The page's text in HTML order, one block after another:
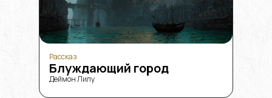
Рассказ
Блуждающий город
Деймон Лилу